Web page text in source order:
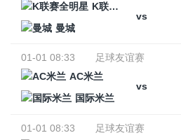
K联赛全明星
vs
曼城
01-01 08:33
足球友谊赛
AC米兰
vs
国际米兰
01-01 08:33
足球友谊赛